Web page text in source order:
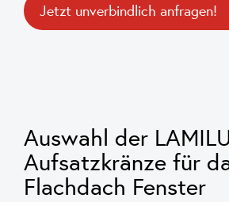
Jetzt unverbindlich anfragen!
Auswahl der
Aufsatzkränze für
Flachdach Fenster